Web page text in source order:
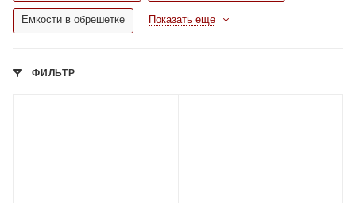
Емкости в обрешетке Показать еще
ФИЛЬТР